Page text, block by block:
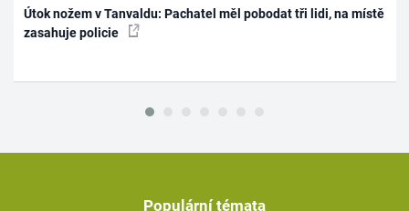
Útok nožem v Tanvaldu: Pachatel měl pobodat tři lidi, na místě
zasahuje policie
Populární témata